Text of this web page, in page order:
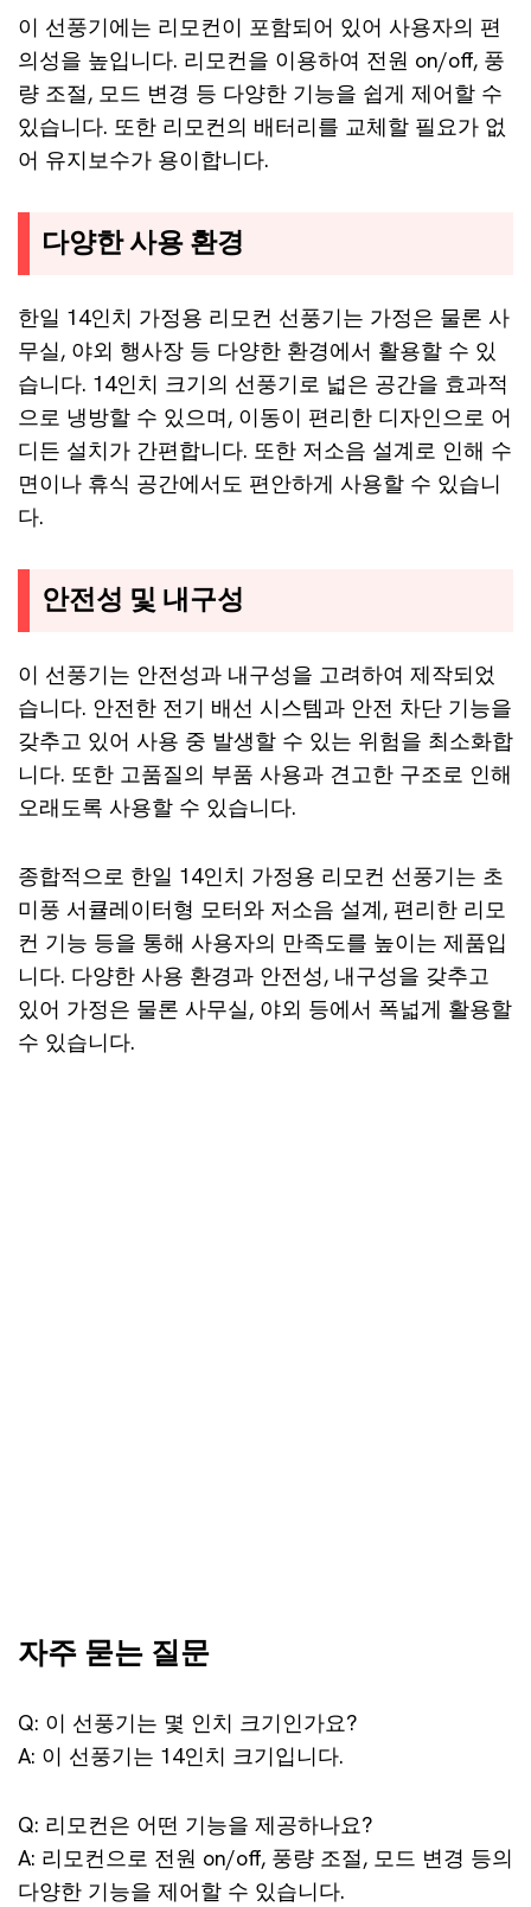
이 선풍기에는 리모컨이 포함되어 있어 사용자의 편
의성을 높입니다. 리모컨을 이용하여 전원 on/off, 풍
량 조절, 모드 변경 등 다양한 기능을 쉽게 제어할 수
있습니다. 또한 리모컨의 배터리를 교체할 필요가 없
어 유지보수가 용이합니다.
다양한 사용 환경
한일 14인치 가정용 리모컨 선풍기는 가정은 물론 사
무실, 야외 행사장 등 다양한 환경에서 활용할 수 있
습니다. 14인치 크기의 선풍기로 넓은 공간을 효과적
으로 냉방할 수 있으며, 이동이 편리한 디자인으로 어
디든 설치가 간편합니다. 또한 저소음 설계로 인해 수
면이나 휴식 공간에서도 편안하게 사용할 수 있습니
다.
안전성 및 내구성
이 선풍기는 안전성과 내구성을 고려하여 제작되었
습니다. 안전한 전기 배선 시스템과 안전 차단 기능을
갖추고 있어 사용 중 발생할 수 있는 위험을 최소화합
니다. 또한 고품질의 부품 사용과 견고한 구조로 인해
오래도록 사용할 수 있습니다.
종합적으로 한일 14인치 가정용 리모컨 선풍기는 초
미풍 서큘레이터형 모터와 저소음 설계, 편리한 리모
컨 기능 등을 통해 사용자의 만족도를 높이는 제품입
니다. 다양한 사용 환경과 안전성, 내구성을 갖추고
있어 가정은 물론 사무실, 야외 등에서 폭넓게 활용할
수 있습니다.
자주 묻는 질문
Q: 이 선풍기는 몇 인치 크기인가요?
A: 이 선풍기는 14인치 크기입니다.
Q: 리모컨은 어떤 기능을 제공하나요?
A: 리모컨으로 전원 on/off, 풍량 조절, 모드 변경 등의
다양한 기능을 제어할 수 있습니다.